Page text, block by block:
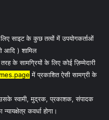
साइट के कुछ तत्वों में उपयोगकर्ताओं
आदि ) शामिल
के सामग्रियों के लिए कोई ज़िम्मेदारी
में प्रकाशित ऐसी सामग्री के
स्वामी, मुद्रक, प्रकाशक, संपादक
कवर्धा होगा।